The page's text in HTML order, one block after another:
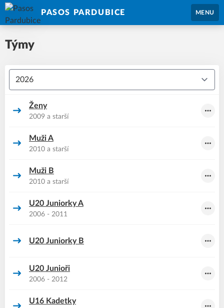
PASOS PARDUBICE MENU
Týmy
Ženy
2009 a starší
Muži A
2010 a starší
Muži B
2010 a starší
U20 Juniorky A
2006 - 2011
U20 Juniorky B
U20 Junioři
2006 - 2012
U16 Kadetky